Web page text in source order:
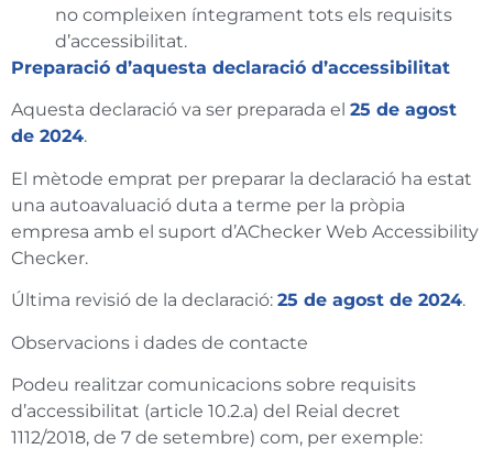
no compleixen íntegrament tots els requisits
d’accessibilitat.
Preparació d’aquesta declaració d’accessibilitat
Aquesta declaració va ser preparada el 25 de agost
de 2024.
El mètode emprat per preparar la declaració ha estat
una autoavaluació duta a terme per la pròpia
empresa amb el suport d’AChecker Web Accessibility
Checker.
Última revisió de la declaració: 25 de agost de 2024.
Observacions i dades de contacte
Podeu realitzar comunicacions sobre requisits
d’accessibilitat (article 10.2.a) del Reial decret
1112/2018, de 7 de setembre) com, per exemple: